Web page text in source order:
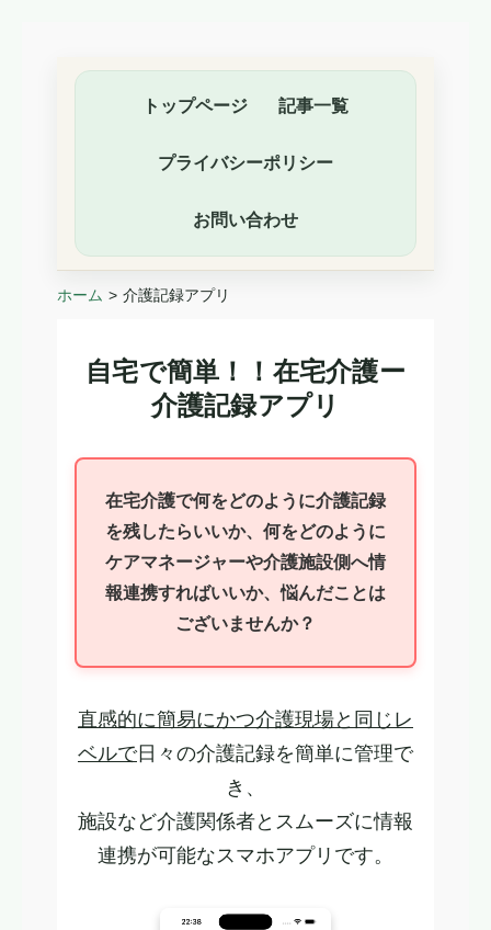
トップページ 記事一覧
プライバシーポリシー
お問い合わせ
ホーム 介護記録アプリ
自宅で簡単！！在宅介護ー
介護記録アプリ
在宅介護で何をどのように介護記録
を残したらいいか、何をどのように
ケアマネージャーや介護施設側へ情
報連携すればいいか、悩んだことは
ございませんか？
直感的に簡易にかつ介護現場と同じレ
ベルで日々の介護記録を簡単に管理で
き、
施設など介護関係者とスムーズに情報
連携が可能なスマホアプリです。